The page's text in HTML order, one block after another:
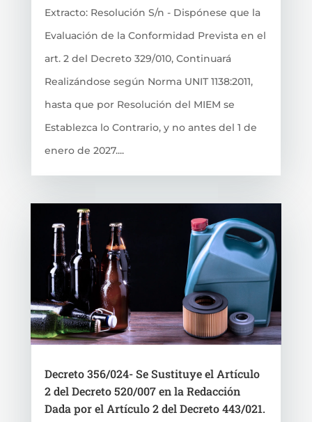
Extracto: Resolución S/n - Dispónese que la
Evaluación de la Conformidad Prevista en el
art. 2 del Decreto 329/010, Continuará
Realizándose según Norma UNIT 1138:2011,
hasta que por Resolución del MIEM se
Establezca lo Contrario, y no antes del 1 de
enero de 2027....
Decreto 356/024- Se Sustituye el Artículo
2 del Decreto 520/007 en la Redacción
Dada por el Artículo 2 del Decreto 443/021.